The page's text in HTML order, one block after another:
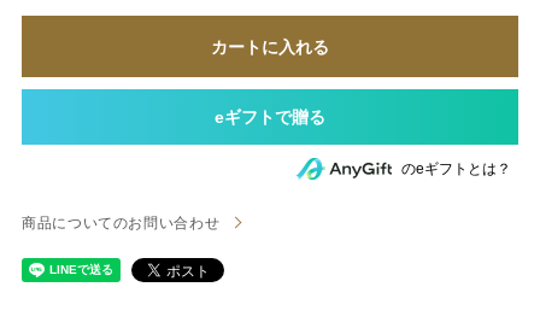
カートに入れる
のeギフトとは？
商品についてのお問い合わせ